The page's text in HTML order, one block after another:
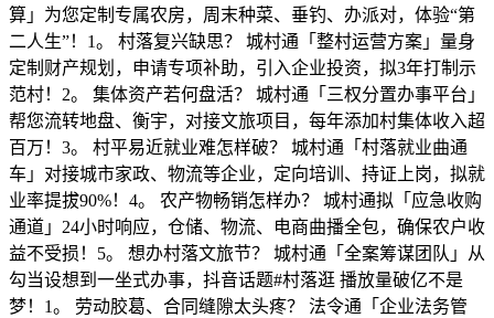
算」为您定制专属农房，周末种菜、垂钓、办派对，体验“第
二人生”！1。 村落复兴缺思？ 城村通「整村运营方案」量身
定制财产规划，申请专项补助，引入企业投资，拟3年打制示
范村！2。 集体资产若何盘活？ 城村通「三权分置办事平台」
帮您流转地盘、衡宇，对接文旅项目，每年添加村集体收入超
百万！3。 村平易近就业难怎样破？ 城村通「村落就业曲通
车」对接城市家政、物流等企业，定向培训、持证上岗，拟就
业率提拔90%！4。 农产物畅销怎样办？ 城村通拟「应急收购
通道」24小时响应，仓储、物流、电商曲播全包，确保农户收
益不受损！5。 想办村落文旅节？ 城村通「全案筹谋团队」从
勾当设想到一坐式办事，抖音话题#村落逛 播放量破亿不是
梦！1。 劳动胶葛、合同缝隙太头疼？ 法令通「企业法务管